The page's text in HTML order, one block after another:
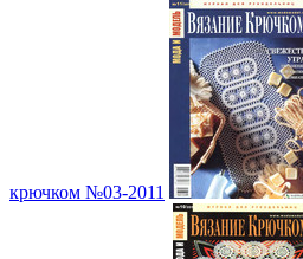
крючком №03-2011